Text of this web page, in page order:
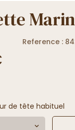
Reference :
de tête habituel